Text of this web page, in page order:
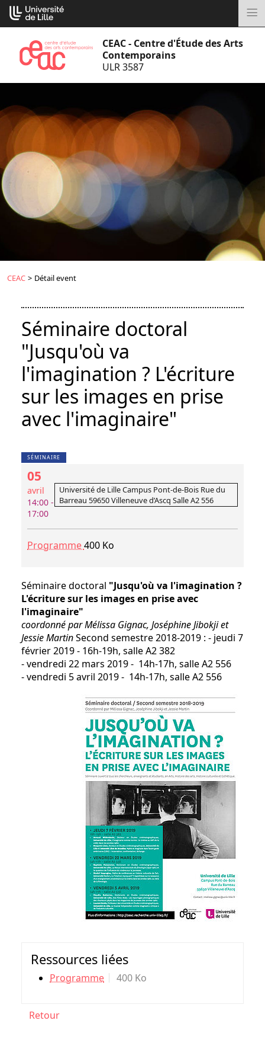
Aller
au
CEAC - Centre d'Étude des Arts
Contemporains
ULR 3587
CEAC > Détail event
Séminaire doctoral
"Jusqu'où va
l'imagination ? L'écriture
sur les images en prise
avec l'imaginaire"
SÉMINAIRE
05
avril
14:00 -
17:00
Université de Lille Campus Pont-de-Bois Rue du
Barreau 59650 Villeneuve d’Ascq Salle A2 556
Programme400 Ko
Séminaire doctoral "Jusqu'où va l'imagination ?
L'écriture sur les images en prise avec
l'imaginaire"
coordonné par Mélissa Gignac, Joséphine Jibokji et
Jessie MartinSecond semestre 2018-2019 : - jeudi 7
février 2019 - 16h-19h, salle A2 382
- vendredi 22 mars 2019 - 14h-17h, salle A2 556
- vendredi 5 avril 2019 - 14h-17h, salle A2 556
Ressources liées
Programme 400 Ko
Retour
Cookies management panel